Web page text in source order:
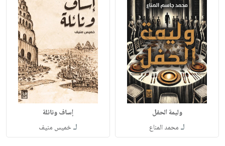
وليمة الحفل
لـ محمد المناع
إساف ونائلة
لـخميس منيف